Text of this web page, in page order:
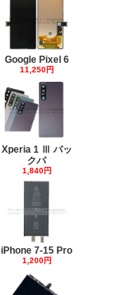
Google Pixel 6
11,250円
Xperia 1 Ⅲ バッ
クパ
1,840円
iPhone 7-15 Pro
1,200円